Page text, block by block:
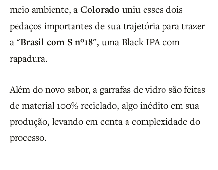
meio ambiente, a Colorado uniu esses dois
pedaços importantes de sua trajetória para trazer
a "Brasil com S nº18", uma Black IPA com
rapadura.
Além do novo sabor, a garrafas de vidro são feitas
de material 100% reciclado, algo inédito em sua
produção, levando em conta a complexidade do
processo.